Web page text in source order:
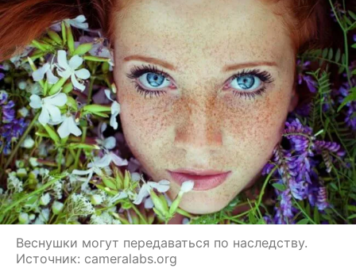
Веснушки могут передаваться по наследству.
Источник: cameralabs.org